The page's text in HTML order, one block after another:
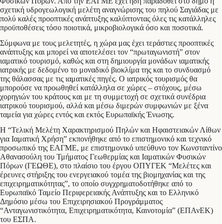
σχετική υδρογεωλογική μελέτη αναγνώρισης του πηλού Σαγιάδας με
πολύ καλές προοπτικές ανάπτυξης καλύπτοντας όλες τις κατάλληλες
προϋποθέσεις τόσο ποιοτικά, μικροβιολογικά όσο και ποσοτικά.
Σύμφωνα με τους μελετητές, η χώρα μας έχει τεράστιες προοπτικές
ανάπτυξης και μπορεί να αποτελέσει τον “πρωταγωνιστή” στον
ιαματικό τουρισμό, καθώς και στη δημιουργία μονάδων ιαματικής
ιατρικής με δεδομένο το μοναδικό βιοκλίμα της και το συνδυασμό
της θάλασσας με τις ιαματικές πηγές. O ιατρικός τουρισμός θα
μπορούσε να προωθηθεί κατάλληλα σε χώρες – στόχους, μέσω
χορηγιών του κράτους και με τη συμμετοχή σε σχετικά συνέδρια
ιατρικού τουρισμού, αλλά και μέσω διμερών συμφωνιών με ξένα
ταμεία για χώρες εντός και εκτός Ευρωπαϊκής Ένωσης.
Η “Τελική Μελέτη Χαρακτηρισμού Πηλών και Ηφαιστειακών Λίθων
για Ιαματική Χρήση” εκπονήθηκε από το επιστημονικό και τεχνικό
προσωπικό της ΕΑΓΜΕ, με επιστημονικό υπεύθυνο τον Κωνσταντίνο
Αθανασούλη του Τμήματος Γεωθερμίας και Ιαματικών Φυσικών
Πόρων (ΓΕΩΘΕ), στο πλαίσιο του έργου ΟΠΥΓΕΚ “Μελέτες και
έρευνες στήριξης του ενεργειακού τομέα της βιομηχανίας και της
επιχειρηματικότητας”, το οποίο συγχρηματοδοτήθηκε από το
Ευρωπαϊκό Ταμείο Περιφερειακής Ανάπτυξης και το Ελληνικό
Δημόσιο μέσω του Επιχειρησιακού Προγράμματος
“Ανταγωνιστικότητα, Επιχειρηματικότητα, Καινοτομία” (ΕΠΑνΕΚ)
του ΕΣΠΑ.